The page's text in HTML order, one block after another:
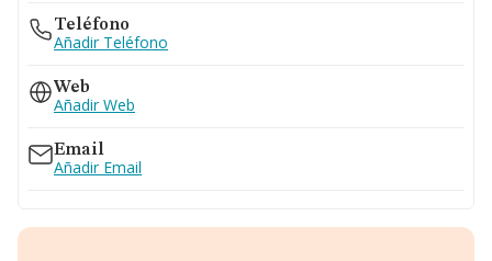
Teléfono
Añadir Teléfono
Web
Añadir Web
Email
Añadir Email